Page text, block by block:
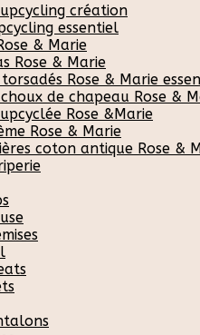
création
essentiel
& Marie
Rose & Marie
Rose & Marie
de chapeau Rose &
Rose &Marie
Rose & Marie
coton antique Rose &